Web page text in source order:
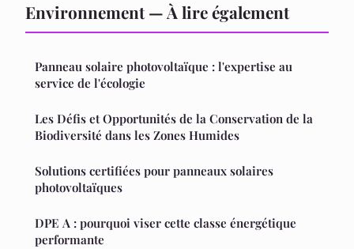
Environnement — À lire également
Panneau solaire photovoltaïque : l'expertise au
service de l'écologie
Les Défis et Opportunités de la Conservation de la
Biodiversité dans les Zones Humides
Solutions certifiées pour panneaux solaires
photovoltaïques
DPE A : pourquoi viser cette classe énergétique
performante